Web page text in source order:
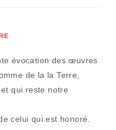
évocation des œuvres
de la la Terre,
qui reste notre
celui qui est honoré.